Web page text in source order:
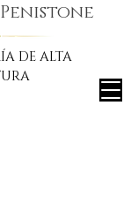
DE ALTA